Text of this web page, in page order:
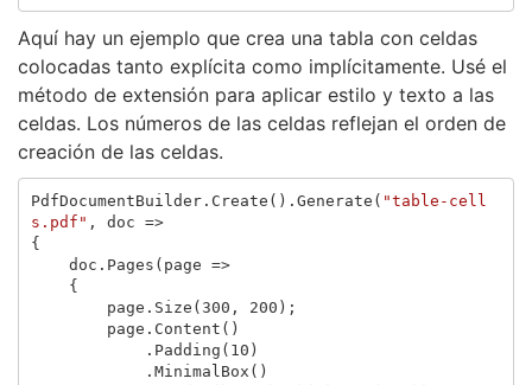
Aquí hay un ejemplo que crea una tabla con celdas
colocadas tanto explícita como implícitamente. Usé el
método de extensión para aplicar estilo y texto a las
celdas. Los números de las celdas reflejan el orden de
creación de las celdas.
PdfDocumentBuilder. Create (). Generate ( "table-cell
s.pdf" , doc =>
{
doc . Pages ( page =>
{
page . Size ( 300 , 200 );
page . Content ()
. Padding ( 10 )
. MinimalBox ()